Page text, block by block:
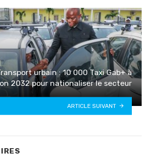
urbain : 10 000 Taxi Gab+ à
2032 pour nationaliser le secteur
ARTICLE SUIVANT